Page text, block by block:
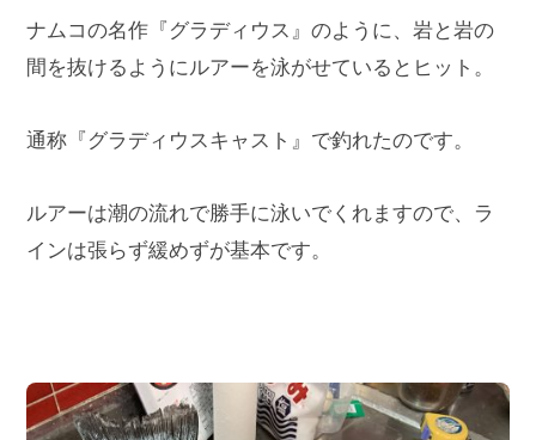
ナムコの名作『グラディウス』のように、岩と岩の
間を抜けるようにルアーを泳がせているとヒット。
通称『グラディウスキャスト』で釣れたのです。
ルアーは潮の流れで勝手に泳いでくれますので、ラ
インは張らず緩めずが基本です。